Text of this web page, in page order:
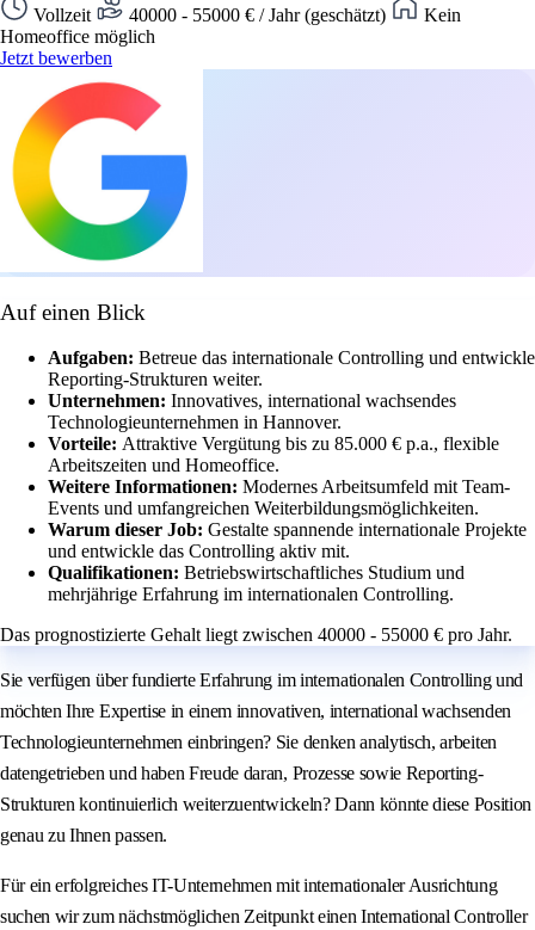
Vollzeit 40000 - 55000 € / Jahr (geschätzt)
Kein
Homeoffice möglich
Jetzt bewerben
Auf einen Blick
Aufgaben: Betreue das internationale Controlling und entwickle
Reporting-Strukturen weiter.
Unternehmen: Innovatives, international wachsendes
Technologieunternehmen in Hannover.
Vorteile: Attraktive Vergütung bis zu 85.000 € p.a., flexible
Arbeitszeiten und Homeoffice.
Weitere Informationen: Modernes Arbeitsumfeld mit Team-
Events und umfangreichen Weiterbildungsmöglichkeiten.
Warum dieser Job: Gestalte spannende internationale Projekte
und entwickle das Controlling aktiv mit.
Qualifikationen: Betriebswirtschaftliches Studium und
mehrjährige Erfahrung im internationalen Controlling.
Das prognostizierte Gehalt liegt zwischen 40000 - 55000 € pro Jahr.
Sie verfügen über fundierte Erfahrung im internationalen Controlling und
möchten Ihre Expertise in einem innovativen, international wachsenden
Technologieunternehmen einbringen? Sie denken analytisch, arbeiten
datengetrieben und haben Freude daran, Prozesse sowie Reporting-
Strukturen kontinuierlich weiterzuentwickeln? Dann könnte diese Position
genau zu Ihnen passen.
Für ein erfolgreiches IT-Unternehmen mit internationaler Ausrichtung
suchen wir zum nächstmöglichen Zeitpunkt einen International Controller